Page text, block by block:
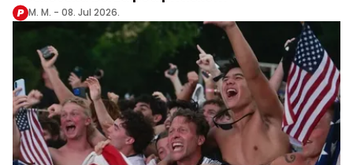
M. M. - 08. Jul 2026.